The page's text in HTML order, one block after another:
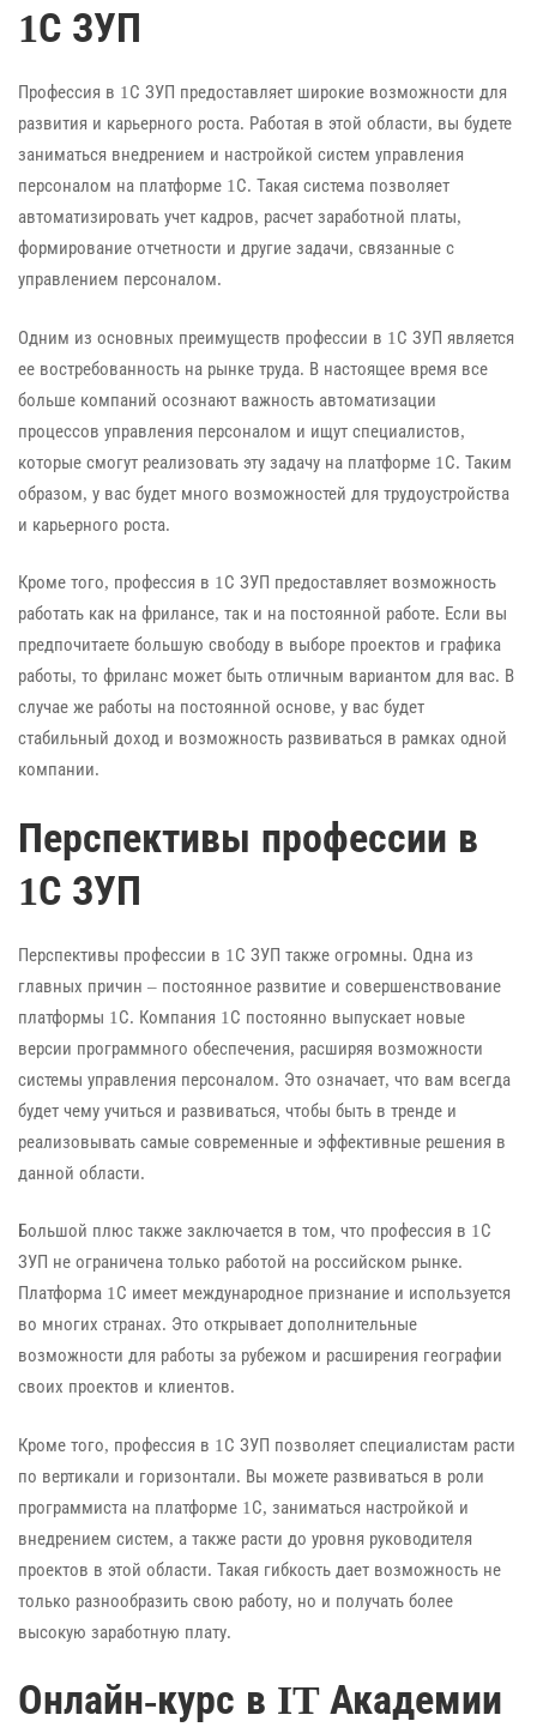
1С ЗУП
Профессия в 1С ЗУП предоставляет широкие возможности для
развития и карьерного роста. Работая в этой области, вы будете
заниматься внедрением и настройкой систем управления
персоналом на платформе 1С. Такая система позволяет
автоматизировать учет кадров, расчет заработной платы,
формирование отчетности и другие задачи, связанные с
управлением персоналом.
Одним из основных преимуществ профессии в 1С ЗУП является
ее востребованность на рынке труда. В настоящее время все
больше компаний осознают важность автоматизации
процессов управления персоналом и ищут специалистов,
которые смогут реализовать эту задачу на платформе 1С. Таким
образом, у вас будет много возможностей для трудоустройства
и карьерного роста.
Кроме того, профессия в 1С ЗУП предоставляет возможность
работать как на фрилансе, так и на постоянной работе. Если вы
предпочитаете большую свободу в выборе проектов и графика
работы, то фриланс может быть отличным вариантом для вас. В
случае же работы на постоянной основе, у вас будет
стабильный доход и возможность развиваться в рамках одной
компании.
Перспективы профессии в
1С ЗУП
Перспективы профессии в 1С ЗУП также огромны. Одна из
главных причин – постоянное развитие и совершенствование
платформы 1С. Компания 1С постоянно выпускает новые
версии программного обеспечения, расширяя возможности
системы управления персоналом. Это означает, что вам всегда
будет чему учиться и развиваться, чтобы быть в тренде и
реализовывать самые современные и эффективные решения в
данной области.
Большой плюс также заключается в том, что профессия в 1С
ЗУП не ограничена только работой на российском рынке.
Платформа 1С имеет международное признание и используется
во многих странах. Это открывает дополнительные
возможности для работы за рубежом и расширения географии
своих проектов и клиентов.
Кроме того, профессия в 1С ЗУП позволяет специалистам расти
по вертикали и горизонтали. Вы можете развиваться в роли
программиста на платформе 1С, заниматься настройкой и
внедрением систем, а также расти до уровня руководителя
проектов в этой области. Такая гибкость дает возможность не
только разнообразить свою работу, но и получать более
высокую заработную плату.
Онлайн-курс в IT Академии